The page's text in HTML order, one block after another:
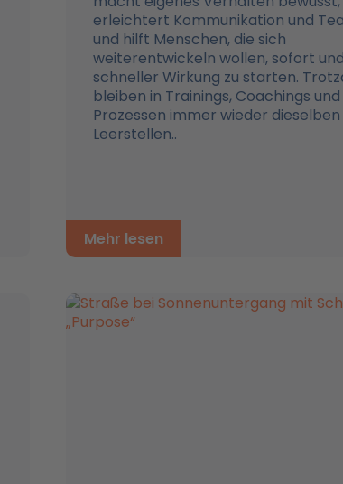
erleichtert Kommunikation und
und hilft Menschen, die sich
weiterentwickeln wollen, sofort
schneller Wirkung zu starten.
bleiben in Trainings, Coachings und
Prozessen immer wieder dieselben
Leerstellen..
Mehr lesen